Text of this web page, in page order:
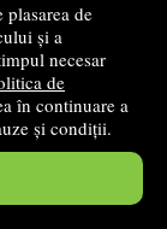
de
și a
necesar
de
în continuare a
și condiții.
PENTRU
On Screen is